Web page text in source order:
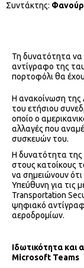
Συντάκτης:
Τη δυνατότητα να
αντίγραφο της
πορτοφόλι θα
Η ανακοίνωση της
του ετήσιου
οποίο ο
αλλαγές που
συσκευών του.
Η δυνατότητα της
στους κατοίκους
να σημειώνουν ότι
Υπεύθυνη για τις
Transportation
ψηφιακό
αεροδρομίων.
Ιδωτικότητα και
Microsoft Teams